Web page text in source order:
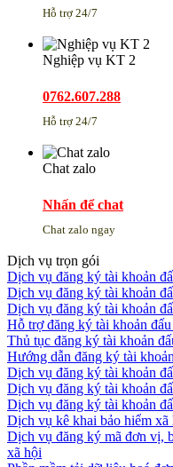
Hỗ trợ 24/7
Nghiệp vụ KT 2
0762.607.288
Hỗ trợ 24/7
Chat zalo
Nhấn để chat
Chat zalo ngay
Dịch vụ trọn gói
Dịch vụ đăng ký tài khoản
Dịch vụ đăng ký tài khoản
Dịch vụ đăng ký tài khoản
Hỗ trợ đăng ký tài khoản
Thủ tục đăng ký tài khoản
Hướng dẫn đăng ký tài
Dịch vụ đăng ký tài khoản
Dịch vụ đăng ký tài khoản
Dịch vụ đăng ký tài khoản
Dịch vụ kê khai bảo hiểm xã
Dịch vụ đăng ký mã đơn vị,
xã hội